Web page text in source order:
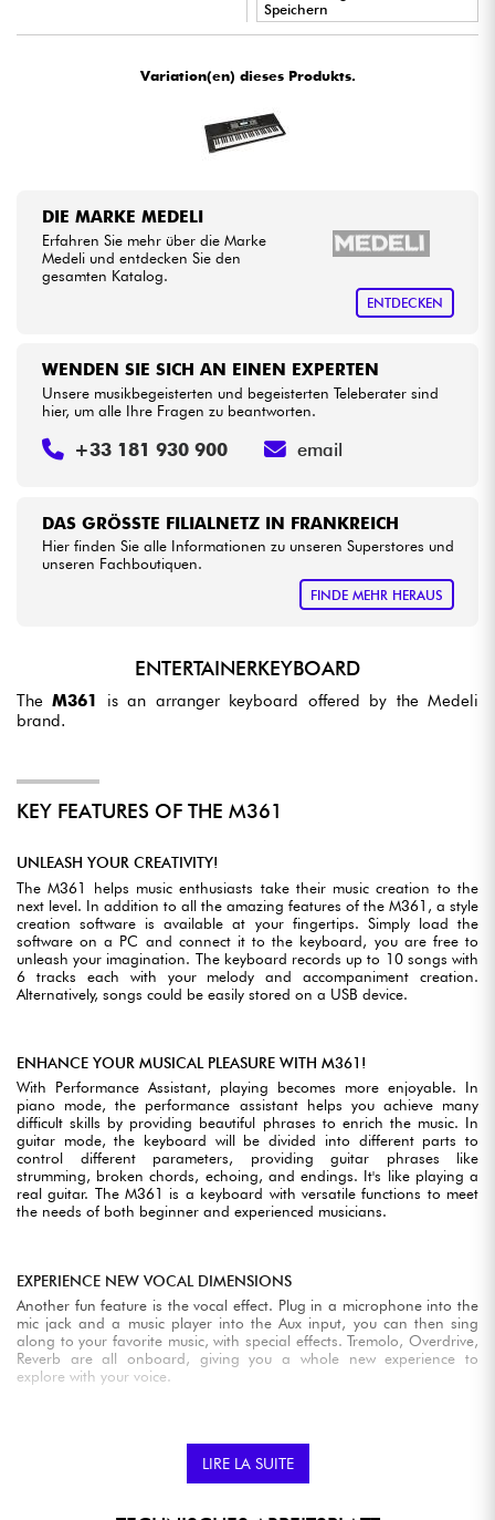
Kabel & Zubehöre
Sehen Sie sich unsere Marken an
Speichern
•
• MusicPARIS
TOULOUSE
Variation(en) dieses Produkts.
DIE MARKE MEDELI
Erfahren Sie mehr über die Marke
Medeli und entdecken Sie den
gesamten Katalog.
ENTDECKEN
DAS GRÖSSTE FILIALNETZ IN FRANKREICH
Hier finden Sie alle Informationen zu unseren Superstores und
unseren Fachboutiquen.
FINDE MEHR HERAUS
WENDEN SIE SICH AN EINEN EXPERTEN
Unsere musikbegeisterten und begeisterten Teleberater sind
hier, um alle Ihre Fragen zu beantworten.
+33 181 930 900 email
ENTERTAINERKEYBOARD
TheM361
is an arranger keyboard offered by the Medeli
brand.
KEY FEATURES OF THE M361
UNLEASH YOUR CREATIVITY!
The M361 helps music enthusiasts take their music creation to the
next level. In addition to all the amazing features of the M361, a style
creation software is available at your fingertips. Simply load the
software on a PC and connect it to the keyboard, you are free to
unleash your imagination. The keyboard records up to 10 songs with
6 tracks each with your melody and accompaniment creation.
Alternatively, songs could be easily stored on a USB device.
ENHANCE YOUR MUSICAL PLEASURE WITH M361!
With Performance Assistant, playing becomes more enjoyable. In
piano mode, the performance assistant helps you achieve many
difficult skills by providing beautiful phrases to enrich the music. In
guitar mode, the keyboard will be divided into different parts to
control different parameters, providing guitar phrases like
strumming, broken chords, echoing, and endings. It's like playing a
real guitar. The M361 is a keyboard with versatile functions to meet
the needs of both beginner and experienced musicians.
EXPERIENCE NEW VOCAL DIMENSIONS
Another fun feature is the vocal effect. Plug in a microphone into the
mic jack and a music player into the Aux input, you can then sing
along to your favorite music, with special effects. Tremolo, Overdrive,
Reverb are all onboard, giving you a whole new experience to
explore with your voice.
LIRE LA SUITE